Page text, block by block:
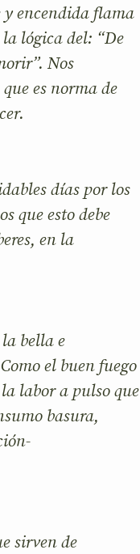
encendida flama
lógica del: “De
Nos
es norma de
días por los
que esto debe
en la
bella e
el buen fuego
labor a pulso que
basura,
sirven de